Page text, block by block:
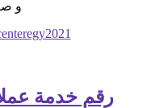
و
رقم خدمة